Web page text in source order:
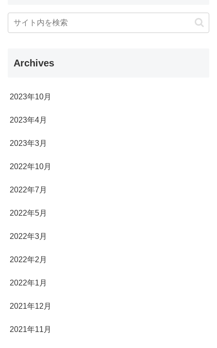
Archives
2023年10月
2023年4月
2023年3月
2022年10月
2022年7月
2022年5月
2022年3月
2022年2月
2022年1月
2021年12月
2021年11月